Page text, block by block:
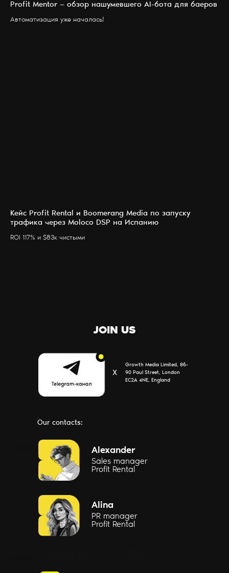
Profit Mentor — обзор нашумевшего AI-бота для баеров
Автоматизация уже началась!
Кейс Profit Rental и Boomerang Media по запуску
трафика через Moloco DSP на Испанию
ROI 117% и $83к чистыми
Alexander
Sales manager
Profit Rental
Alina
PR manager
Profit Rental
БЛОГ
УСЛУГИ
Х
JOIN US
Our contacts:
Growth Media Limited, 86-
90 Paul Street, London
EC2A 4NE, England